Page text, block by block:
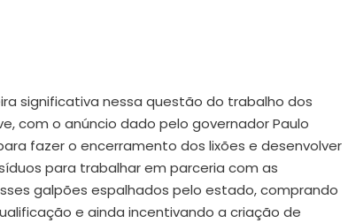
significativa nessa questão do trabalho dos
com o anúncio dado pelo governador Paulo
fazer o encerramento dos lixões e desenvolver
para trabalhar em parceria com as
galpões espalhados pelo estado, comprando
e ainda incentivando a criação de